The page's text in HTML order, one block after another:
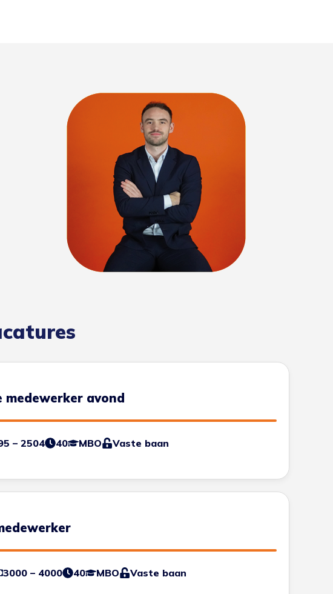
medewerker avond
– 2504 40 MBO Vaste baan
3000 – 4000 40 MBO Vaste baan